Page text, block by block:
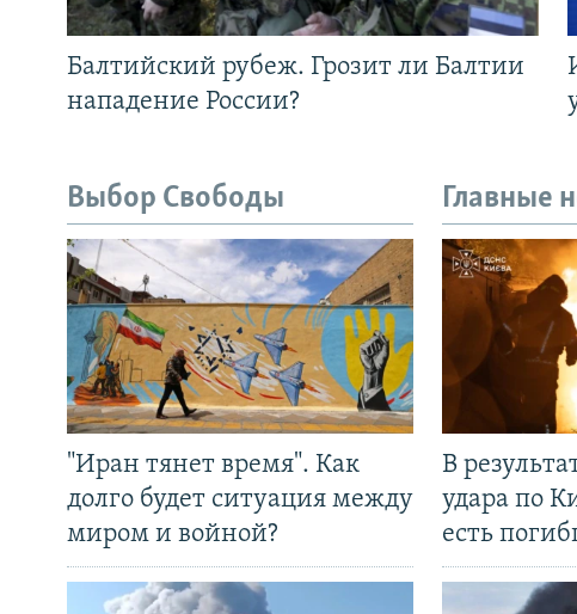
Балтийский рубеж. Грозит ли Балтии
нападение России?
Выбор Свободы
"Иран тянет время". Как
долго будет ситуация между
миром и войной?
Главные
В
удара по
есть